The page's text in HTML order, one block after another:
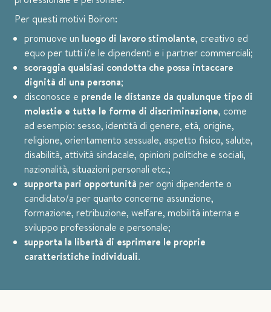
Per questi motivi Boiron:
promuove un luogo di lavoro stimolante, creativo ed
equo per tutti i/e le dipendenti e i partner commerciali;
scoraggia qualsiasi condotta che possa intaccare
dignità di una persona;
disconosce e prende le distanze da qualunque tipo di
molestie e tutte le forme di discriminazione, come
ad esempio: sesso, identità di genere, età, origine,
religione, orientamento sessuale, aspetto fisico, salute,
disabilità, attività sindacale, opinioni politiche e sociali,
nazionalità, situazioni personali etc.;
supporta pari opportunità per ogni dipendente o
candidato/a per quanto concerne assunzione,
formazione, retribuzione, welfare, mobilità interna e
sviluppo professionale e personale;
supporta la libertà di esprimere le proprie
caratteristiche individuali.